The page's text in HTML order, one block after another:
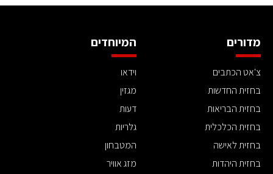
מדורים
צ'אט הכתבים
בחזית החדשות
בחזית הבריאות
בחזית הכלכלית
בחזית לאישה
בחזית היהדות
המיוחדים
וידאו
מגזין
דעות
גלריות
המטבחון
מזג אוויר